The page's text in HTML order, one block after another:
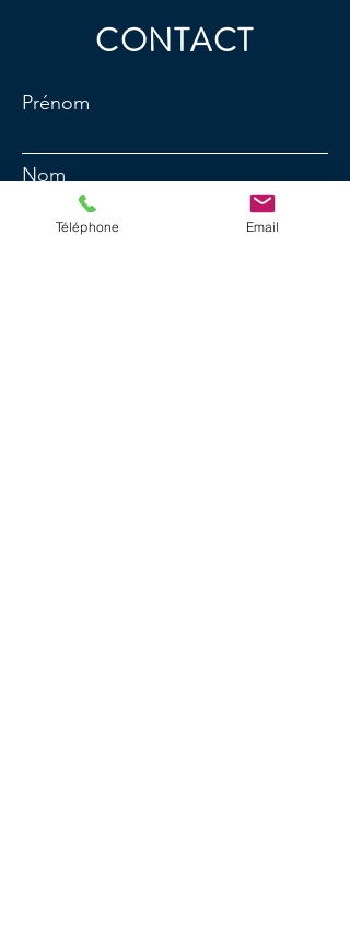
CONTACT
Prénom
Nom
Téléphone Email